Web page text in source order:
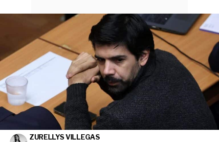
ZURELLYS VILLEGAS